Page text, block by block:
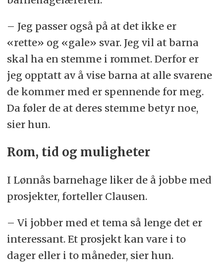
– Jeg passer også på at det ikke er
«rette» og «gale» svar. Jeg vil at barna
skal ha en stemme i rommet. Derfor er
jeg opptatt av å vise barna at alle svarene
de kommer med er spennende for meg.
Da føler de at deres stemme betyr noe,
sier hun.
Rom, tid og muligheter
I Lønnås barnehage liker de å jobbe med
prosjekter, forteller Clausen.
– Vi jobber med et tema så lenge det er
interessant. Et prosjekt kan vare i to
dager eller i to måneder, sier hun.